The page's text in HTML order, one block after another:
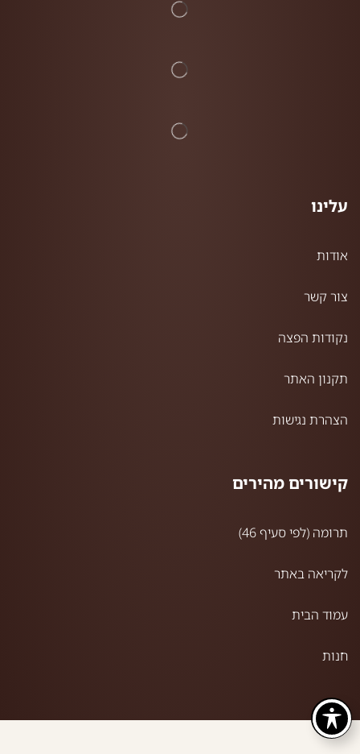
עלינו
אודות
צור קשר
נקודות הפצה
תקנון האתר
הצהרת נגישות
קישורים מהירים
תרומה (לפי סעיף 46)
לקריאה באתר
עמוד הבית
חנות